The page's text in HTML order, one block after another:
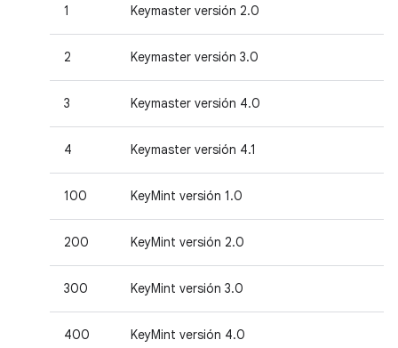
1 Keymaster versión 2.0
2 Keymaster versión 3.0
3 Keymaster versión 4.0
4 Keymaster versión 4.1
100 KeyMint versión 1.0
200 KeyMint versión 2.0
300 KeyMint versión 3.0
400 KeyMint versión 4.0